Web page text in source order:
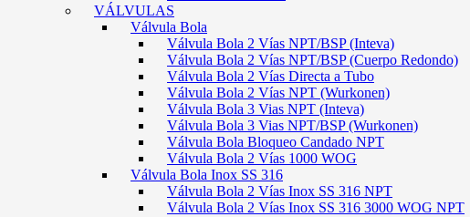
VÁLVULAS
Válvula Bola
Válvula Bola 2 Vías NPT/BSP (Inteva)
Válvula Bola 2 Vías NPT/BSP (Cuerpo Redondo)
Válvula Bola 2 Vías Directa a Tubo
Válvula Bola 2 Vías NPT (Wurkonen)
Válvula Bola 3 Vias NPT (Inteva)
Válvula Bola 3 Vias NPT/BSP (Wurkonen)
Válvula Bola Bloqueo Candado NPT
Válvula Bola 2 Vías 1000 WOG
Válvula Bola Inox SS 316
Válvula Bola 2 Vías Inox SS 316 NPT
Válvula Bola 2 Vías Inox SS 316 3000 WOG NPT